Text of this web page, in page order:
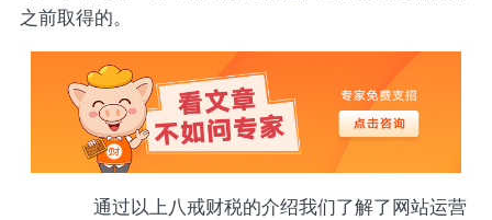
之前取得的。
通过以上八戒财税的介绍我们了解了网站运营